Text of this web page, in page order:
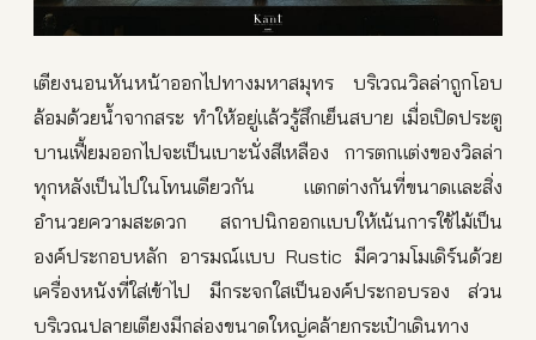
เตียงนอนหันหน้าออกไปทางมหาสมุทร บริเวณวิลล่าถูกโอบ
ล้อมด้วยน้ำจากสระ ทำให้อยู่แล้วรู้สึกเย็นสบาย เมื่อเปิดประตู
บานเฟี้ยมออกไปจะเป็นเบาะนั่งสีเหลือง การตกแต่งของวิลล่า
ทุกหลังเป็นไปในโทนเดียวกัน แตกต่างกันที่ขนาดและสิ่ง
อำนวยความสะดวก สถาปนิกออกแบบให้เน้นการใช้ไม้เป็น
องค์ประกอบหลัก อารมณ์แบบ Rustic มีความโมเดิร์นด้วย
เครื่องหนังที่ใส่เข้าไป มีกระจกใสเป็นองค์ประกอบรอง ส่วน
บริเวณปลายเตียงมีกล่องขนาดใหญ่คล้ายกระเป๋าเดินทาง